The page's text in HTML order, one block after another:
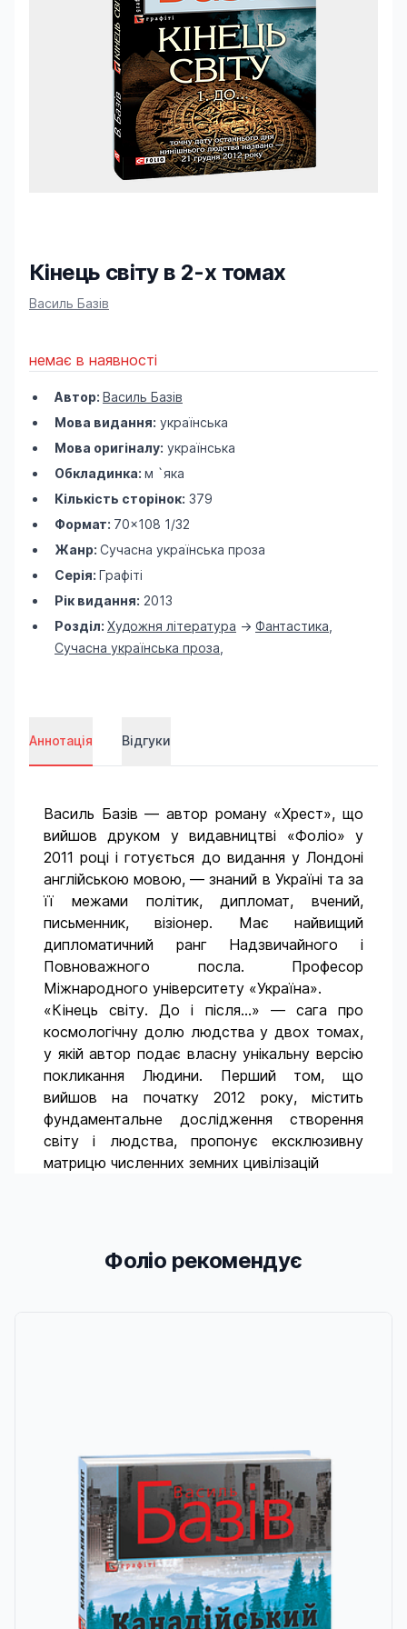
Кінець світу в 2-х томах
Product information
Василь Базів
немає в наявності
Автор: Василь Базів
Мова видання: українська
Мова оригіналу: українська
Обкладинка: м `яка
Кількість сторінок: 379
Формат: 70×108 1/32
Жанр: Сучасна українська проза
Серія: Графіті
Рік видання: 2013
Розділ: Художня література -> Фантастика
Сучасна українська проза
Аннотація Відгуки
Василь Базів — автор роману «Хрест», що
вийшов друком у видавництві «Фоліо» у
2011 році і готується до видання у Лондоні
англійською мовою, — знаний в Україні та за
її межами політик, дипломат, вчений,
письменник, візіонер. Має найвищий
дипломатичний ранг Надзвичайного і
Повноважного посла. Професор
Міжнародного університету «Україна».
«Кінець світу. До і після...» — сага про
космологічну долю людства у двох томах,
у якій автор подає власну унікальну версію
покликання Людини. Перший том, що
вийшов на початку 2012 року, містить
фундаментальне дослідження створення
світу і людства, пропонує ексклюзивну
матрицю численних земних цивілізацій
Фоліо рекомендує